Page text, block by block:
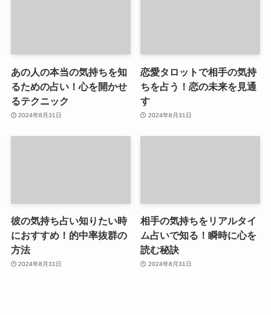
あの人の本当の気持ちを知
るための占い！心を開かせ
るテクニック
2024年8月31日
恋愛タロットで相手の気持
ちを占う！恋の未来を見通
す
2024年8月31日
彼の気持ち占い知りたい時
におすすめ！的中率抜群の
方法
2024年8月31日
相手の気持ちをリアルタイ
ム占いで知る！瞬時に心を
読む秘訣
2024年8月31日